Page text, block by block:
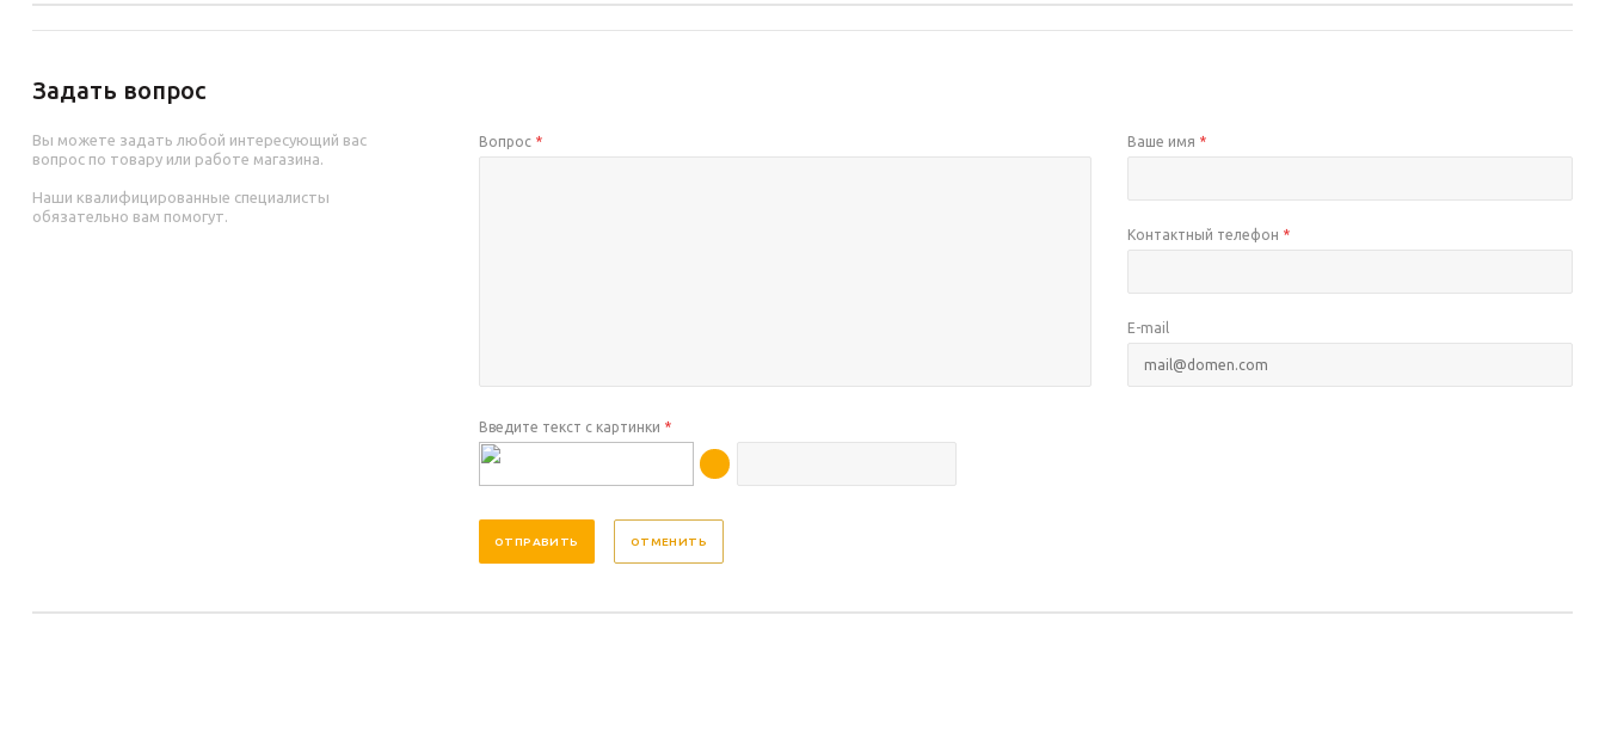
Задать вопрос
Вы можете задать любой интересующий вас
вопрос по товару или работе магазина.
Наши квалифицированные специалисты
обязательно вам помогут.
Вопрос * Ваше имя *
Контактный телефон *
E-mail
Введите текст с картинки *
ОТМЕНИТЬ